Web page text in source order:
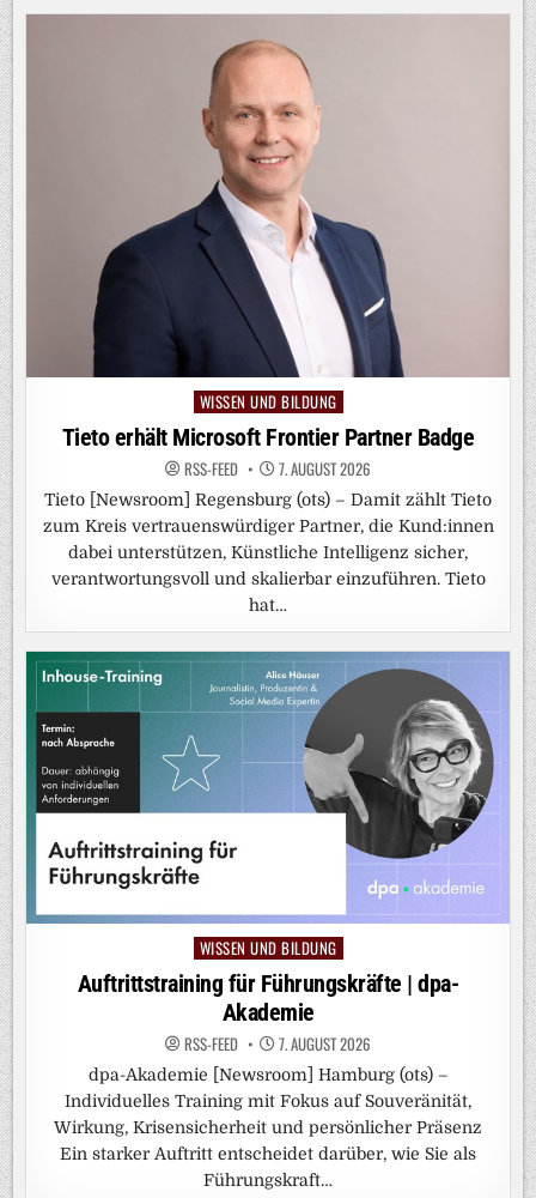
Posted
in
WISSEN UND BILDUNG
Tieto erhält Microsoft Frontier Partner Badge
RSS-FEED 7. AUGUST 2026
Tieto [Newsroom] Regensburg (ots) – Damit zählt Tieto
zum Kreis vertrauenswürdiger Partner, die Kund:innen
dabei unterstützen, Künstliche Intelligenz sicher,
verantwortungsvoll und skalierbar einzuführen. Tieto
hat…
Posted
in
WISSEN UND BILDUNG
Auftrittstraining für Führungskräfte | dpa-
Akademie
RSS-FEED 7. AUGUST 2026
dpa-Akademie [Newsroom] Hamburg (ots) –
Individuelles Training mit Fokus auf Souveränität,
Wirkung, Krisensicherheit und persönlicher Präsenz
Ein starker Auftritt entscheidet darüber, wie Sie als
Führungskraft…